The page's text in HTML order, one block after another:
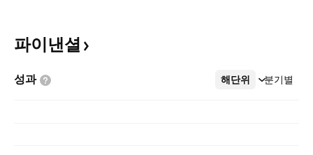
파이낸셜
성과 해단위 분기별
더보기